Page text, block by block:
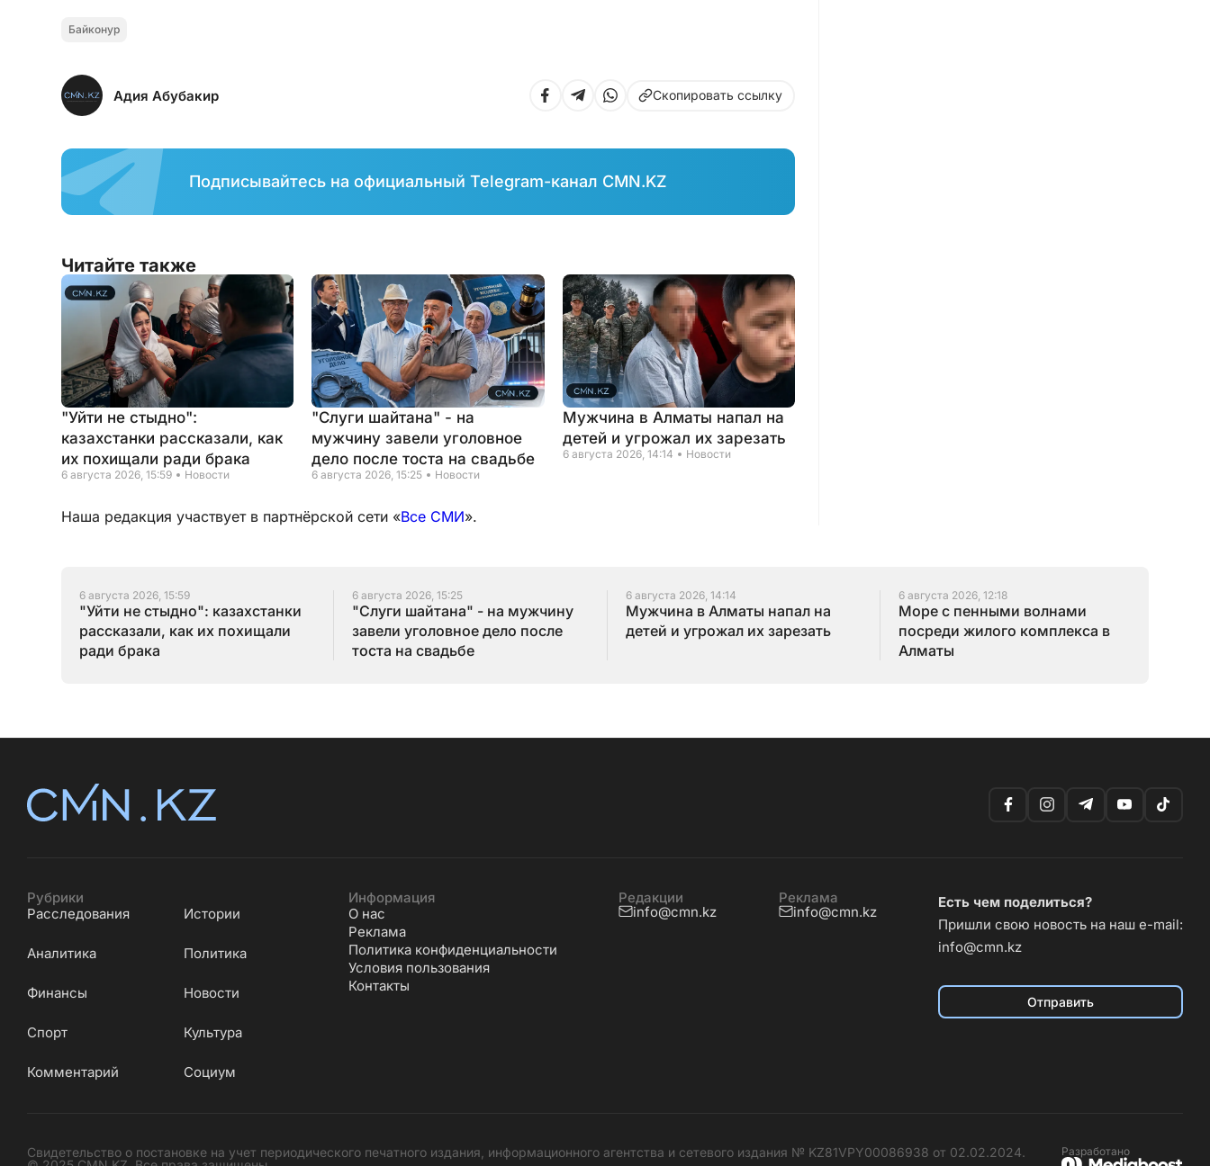
Байконур
Адия Абубакир Скопировать ссылку
Подписывайтесь на официальный Telegram-канал CMN.KZ
Читайте также
"Уйти не стыдно":
казахстанки рассказали, как
их похищали ради брака
6 августа 2026, 15:59 Новости
"Слуги шайтана" - на
мужчину завели уголовное
дело после тоста на свадьбе
6 августа 2026, 15:25 Новости
Мужчина в Алматы напал на
детей и угрожал их зарезать
6 августа 2026, 14:14 Новости
Наша редакция участвует в партнёрской сети «Все СМИ».
6 августа 2026, 15:59
"Уйти не стыдно": казахстанки
рассказали, как их похищали
ради брака
6 августа 2026, 15:25
"Слуги шайтана" - на мужчину
завели уголовное дело после
тоста на свадьбе
6 августа 2026, 14:14
Мужчина в Алматы напал на
детей и угрожал их зарезать
6 августа 2026, 12:18
Море с пенными волнами
посреди жилого комплекса в
Алматы
Рубрики
Расследования
Истории
Аналитика Политика
Финансы Новости
Cпорт Культура
Комментарий Социум
Информация
О нас
Реклама
Политика конфиденциальности
Условия пользования
Контакты
Редакции
info@cmn.kz
Реклама
info@cmn.kz
Есть чем поделиться?
Пришли свою новость на наш e-mail:
info@cmn.kz
Отправить
Свидетельство о постановке на учет периодического печатного издания, информационного агентства и сетевого издания № KZ81VPY00086938 от 02.02.2024.
Разработано